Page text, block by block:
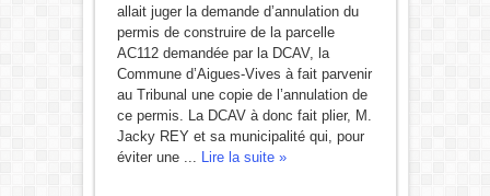
allait juger la demande d’annulation du
permis de construire de la parcelle
AC112 demandée par la DCAV, la
Commune d’Aigues-Vives à fait parvenir
au Tribunal une copie de l’annulation de
ce permis. La DCAV à donc fait plier, M.
Jacky REY et sa municipalité qui, pour
éviter une ... Lire la suite »